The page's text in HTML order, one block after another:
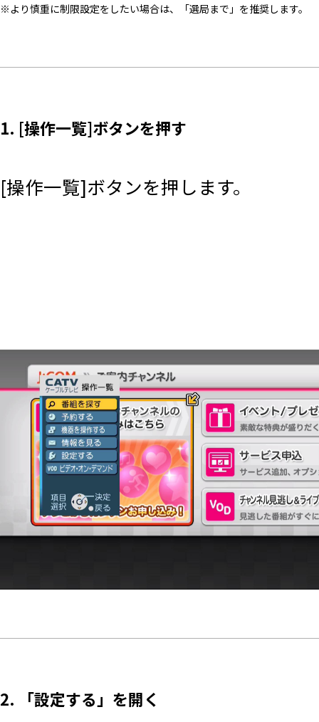
※より慎重に制限設定をしたい場合は、「選局まで」を推奨します。
1. [操作一覧]ボタンを押す
[操作一覧]ボタンを押します。
2. 「設定する」を開く